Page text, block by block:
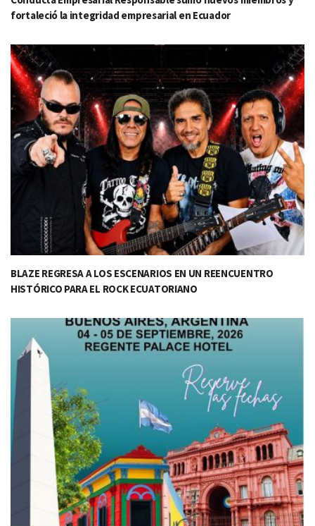
fortaleció la integridad empresarial en Ecuador
BLAZE REGRESA A LOS ESCENARIOS EN UN REENCUENTRO
HISTÓRICO PARA EL ROCK ECUATORIANO